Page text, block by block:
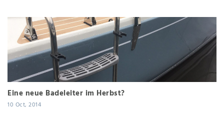
Eine neue Badeleiter im Herbst?
10 Oct, 2014